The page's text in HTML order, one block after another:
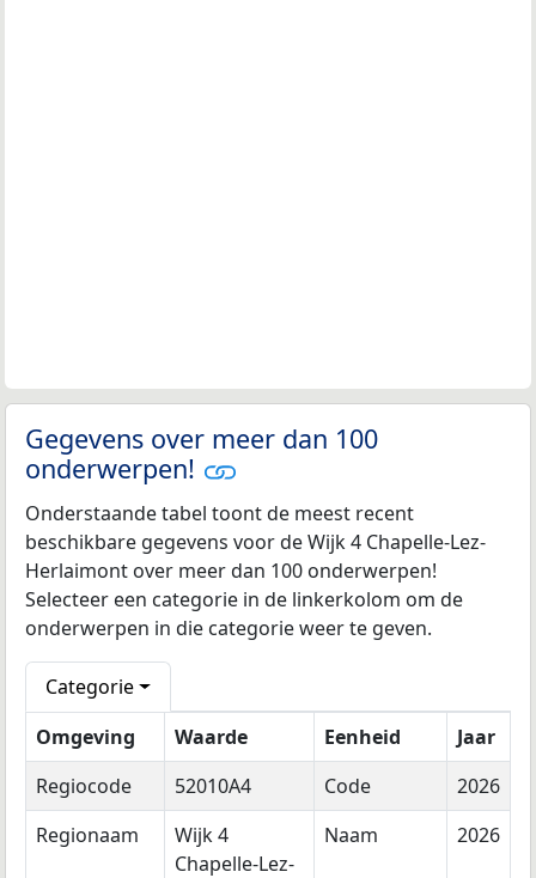
Gegevens over meer dan 100
onderwerpen!
Onderstaande tabel toont de meest recent
beschikbare gegevens voor de Wijk 4 Chapelle-Lez-
Herlaimont over meer dan 100 onderwerpen!
Selecteer een categorie in de linkerkolom om de
onderwerpen in die categorie weer te geven.
Categorie
Omgeving
Waarde Eenheid
Jaar
Regiocode
52010A4 Code
2026
Regionaam
Wijk 4
Chapelle-Lez-
Naam 2026